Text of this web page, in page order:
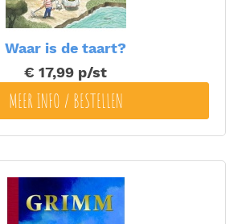
Waar is de taart?
€ 17,99 p/st
MEER INFO / BESTELLEN